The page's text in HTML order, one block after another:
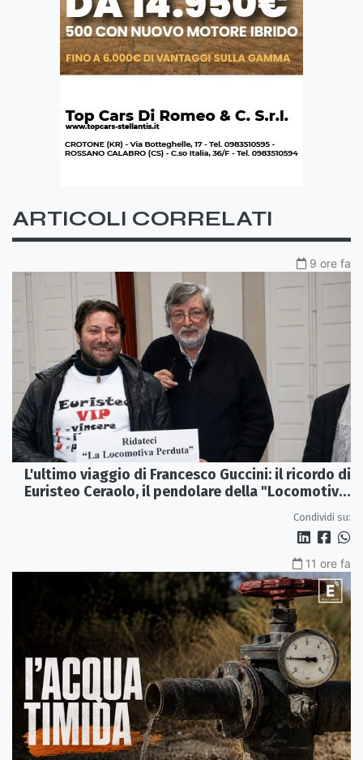
ARTICOLI CORRELATI
9 ore fa
L'ultimo viaggio di Francesco Guccini: il ricordo di
Euristeo Ceraolo, il pendolare della "Locomotiva
Condividi su:
11 ore fa